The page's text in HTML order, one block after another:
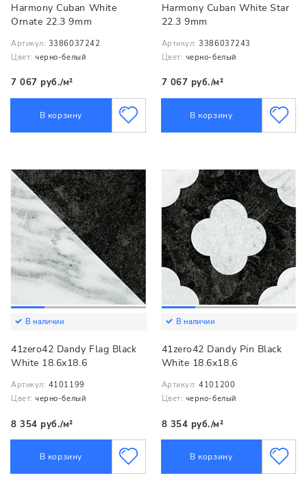
Harmony Cuban White
Ornate 22.3 9mm
Артикул: 3386037242
Цвет: черно-белый
7 067 руб./м²
В корзину
Harmony Cuban White Star
22.3 9mm
Артикул: 3386037243
Цвет: черно-белый
7 067 руб./м²
В корзину
В наличии
41zero42 Dandy Flag Black
White 18.6x18.6
Артикул: 4101199
Цвет: черно-белый
8 354 руб./м²
В корзину
В наличии
41zero42 Dandy Pin Black
White 18.6x18.6
Артикул: 4101200
Цвет: черно-белый
8 354 руб./м²
В корзину